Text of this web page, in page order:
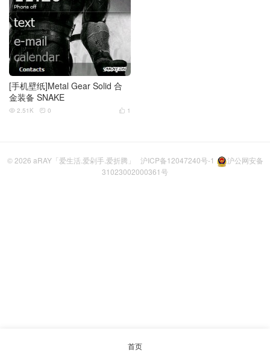
[手机壁纸]Metal Gear Solid 合
金装备 SNAKE
 1
 2.51K  0
© 2026 aRAY「爱生活.爱剁手.爱折腾」 沪ICP备12047240号-1
沪公网安备
31023002000361号
首页